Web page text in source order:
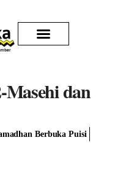
Masehi dan
Berbuka Puisi